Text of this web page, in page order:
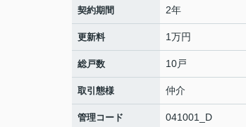
契約期間 2年
更新料 1万円
総戸数 10戸
取引態様 仲介
管理コード 041001_D